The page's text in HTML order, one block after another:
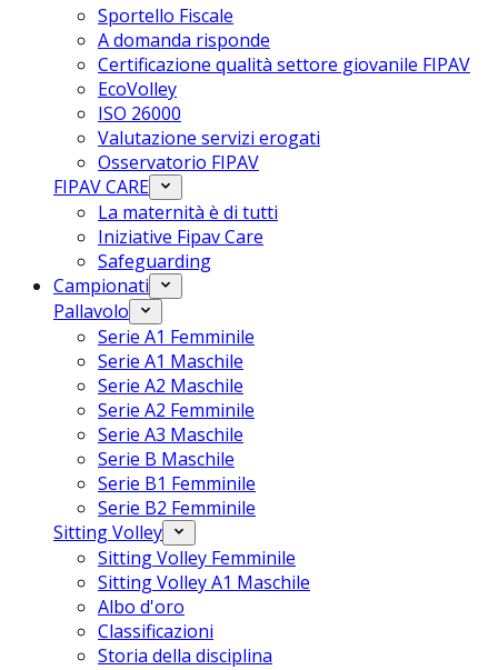
Sportello Fiscale
A domanda risponde
Certificazione qualità settore giovanile FIPAV
EcoVolley
ISO 26000
Valutazione servizi erogati
Osservatorio FIPAV
FIPAV CARE
La maternità è di tutti
Iniziative Fipav Care
Safeguarding
Campionati
Pallavolo
Serie A1 Femminile
Serie A1 Maschile
Serie A2 Maschile
Serie A2 Femminile
Serie A3 Maschile
Serie B Maschile
Serie B1 Femminile
Serie B2 Femminile
Sitting Volley
Sitting Volley Femminile
Sitting Volley A1 Maschile
Albo d'oro
Classificazioni
Storia della disciplina